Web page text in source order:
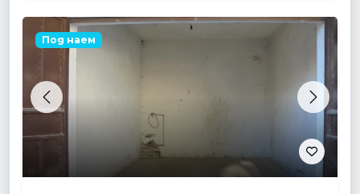
Previous Next
Под наем